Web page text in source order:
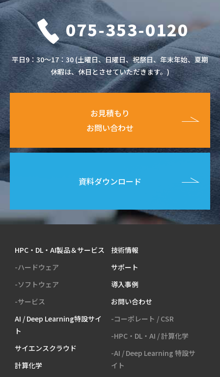
075-353-0120
平日9：30～17：30 (土曜日、日曜日、祝祭日、年末年始、夏期
休暇は、休日とさせていただきます。)
お見積もり
お問い合わせ
資料ダウンロード
HPC・DL・AI製品＆サービス
-ハードウェア
-ソフトウェア
-サービス
AI / Deep Learning特設サイ
ト
サイエンスクラウド
計算化学
技術情報
サポート
導入事例
お問い合わせ
-コーポレート / CSR
-HPC・DL・AI / 計算化学
-AI / Deep Learning 特設サ
イト